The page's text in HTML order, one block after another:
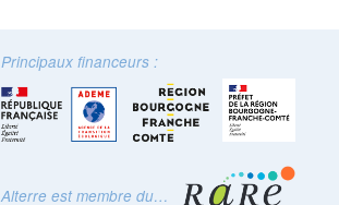
Principaux financeurs :
Alterre est membre du…